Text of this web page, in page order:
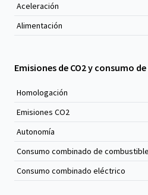
Aceleración
Alimentación
Emisiones de CO2 y consumo
Homologación
Emisiones CO2
Autonomía
Consumo combinado de combustible
Consumo combinado eléctrico